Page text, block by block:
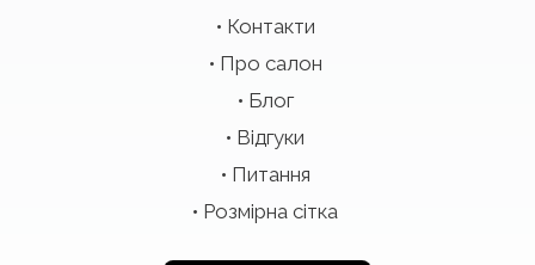
Контакти
Про салон
Блог
Відгуки
Питання
Розмірна сітка